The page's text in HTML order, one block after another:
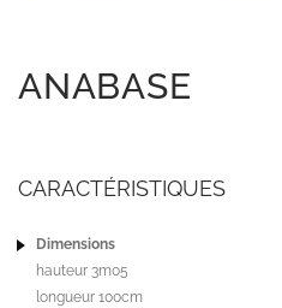
ANABASE
CARACTÉRISTIQUES
Dimensions
hauteur 3m05
longueur 100cm